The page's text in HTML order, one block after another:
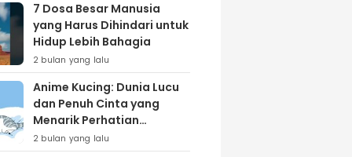
7 Dosa Besar Manusia
yang Harus Dihindari untuk
Hidup Lebih Bahagia
2 bulan yang lalu
Anime Kucing: Dunia Lucu
dan Penuh Cinta yang
Menarik Perhatian
Penggemar
2 bulan yang lalu